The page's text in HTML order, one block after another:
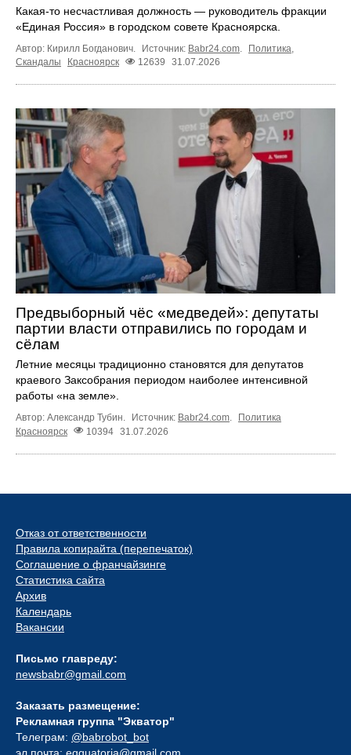
Какая-то несчастливая должность — руководитель фракции
«Единая Россия» в городском совете Красноярска.
Автор: Кирилл Богданович. Источник: Babr24.com Политика
Скандалы
Красноярск 12639 31.07.2026
Предвыборный чёс «медведей»: депутаты
партии власти отправились по городам и
сёлам
Летние месяцы традиционно становятся для депутатов
краевого Заксобрания периодом наиболее интенсивной
работы «на земле».
Автор: Александр Тубин. Источник: Babr24.com.
Политика
Красноярск
10394 31.07.2026
Отказ от ответственности
Правила копирайта (перепечаток)
Соглашение о франчайзинге
Статистика сайта
Архив
Календарь
Вакансии
Письмо главреду:
newsbabr@gmail.com
Заказать размещение:
Рекламная группа "Экватор"
Телеграм: @babrobot_bot
эл.почта: eqquatoria@gmail.com